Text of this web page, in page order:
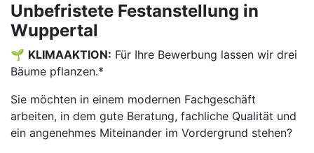
Unbefristete Festanstellung in
Wuppertal
🌱 KLIMAAKTION: Für Ihre Bewerbung lassen wir drei
Bäume pflanzen.*
Sie möchten in einem modernen Fachgeschäft
arbeiten, in dem gute Beratung, fachliche Qualität und
ein angenehmes Miteinander im Vordergrund stehen?